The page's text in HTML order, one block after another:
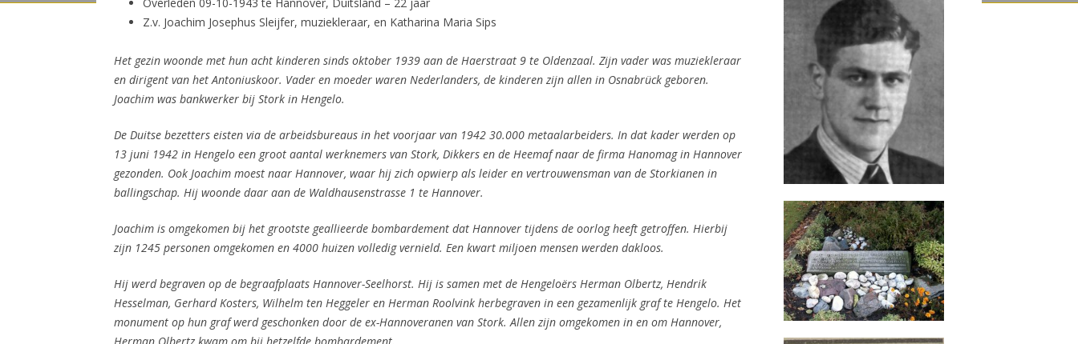
Z.v. Joachim Josephus Sleijfer, muziekleraar, en Katharina Maria Sips
Het gezin woonde met hun acht kinderen sinds oktober 1939 aan de Haerstraat 9 te Oldenzaal. Zijn vader was muziekleraar
en dirigent van het Antoniuskoor. Vader en moeder waren Nederlanders, de kinderen zijn allen in Osnabrück geboren.
Joachim was bankwerker bij Stork in Hengelo.
De Duitse bezetters eisten via de arbeidsbureaus in het voorjaar van 1942 30.000 metaalarbeiders. In dat kader werden op
13 juni 1942 in Hengelo een groot aantal werknemers van Stork, Dikkers en de Heemaf naar de firma Hanomag in Hannover
gezonden. Ook Joachim moest naar Hannover, waar hij zich opwierp als leider en vertrouwensman van de Storkianen in
ballingschap. Hij woonde daar aan de Waldhausenstrasse 1 te Hannover.
Joachim is omgekomen bij het grootste geallieerde bombardement dat Hannover tijdens de oorlog heeft getroffen. Hierbij
zijn 1245 personen omgekomen en 4000 huizen volledig vernield. Een kwart miljoen mensen werden dakloos.
Hij werd begraven op de begraafplaats Hannover-Seelhorst. Hij is samen met de Hengeloërs Herman Olbertz, Hendrik
Hesselman, Gerhard Kosters, Wilhelm ten Heggeler en Herman Roolvink herbegraven in een gezamenlijk graf te Hengelo. Het
monument op hun graf werd geschonken door de ex-Hannoveranen van Stork. Allen zijn omgekomen in en om Hannover,